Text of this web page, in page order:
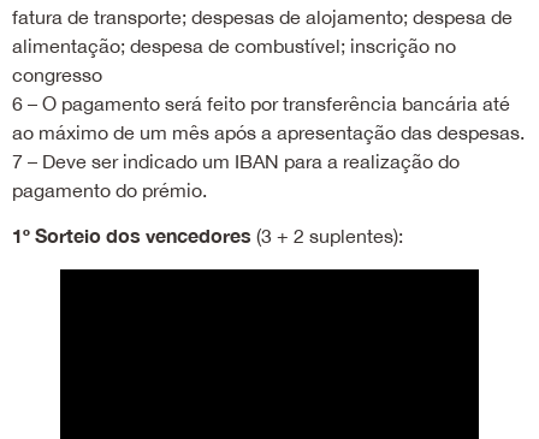
fatura de transporte; despesas de alojamento; despesa de
alimentação; despesa de combustível; inscrição no
congresso
6 – O pagamento será feito por transferência bancária até
ao máximo de um mês após a apresentação das despesas.
7 – Deve ser indicado um IBAN para a realização do
pagamento do prémio.
1º Sorteio dos vencedores (3 + 2 suplentes):